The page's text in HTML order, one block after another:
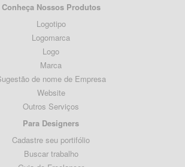
Conheça Nossos Produtos
Logotipo
Logomarca
Logo
Marca
de nome de Empresa
Website
Outros Serviços
Para Designers
Cadastre seu portifólio
Buscar trabalho